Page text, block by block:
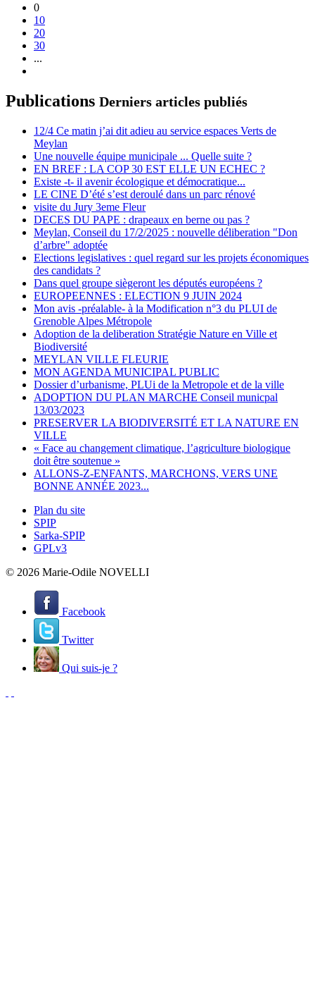
0
10
20
30
...
Publications Derniers articles publiés
12/4 Ce matin j’ai dit adieu au service espaces Verts de
Meylan
Une nouvelle équipe municipale ... Quelle suite ?
EN BREF : LA COP 30 EST ELLE UN ECHEC ?
Existe -t- il avenir écologique et démocratique...
LE CINE D’été s’est deroulé dans un parc rénové
visite du Jury 3eme Fleur
DECES DU PAPE : drapeaux en berne ou pas ?
Meylan, Conseil du 17/2/2025 : nouvelle déliberation "Don
d’arbre" adoptée
Elections legislatives : quel regard sur les projets économiques
des candidats ?
Dans quel groupe siègeront les députés européens ?
EUROPEENNES : ELECTION 9 JUIN 2024
Mon avis -préalable- à la Modification n°3 du PLUI de
Grenoble Alpes Métropole
Adoption de la deliberation Stratégie Nature en Ville et
Biodiversité
MEYLAN VILLE FLEURIE
MON AGENDA MUNICIPAL PUBLIC
Dossier d’urbanisme, PLUi de la Metropole et de la ville
ADOPTION DU PLAN MARCHE Conseil municpal
13/03/2023
PRESERVER LA BIODIVERSITÉ ET LA NATURE EN
VILLE
« Face au changement climatique, l’agriculture biologique
doit être soutenue »
ALLONS-Z-ENFANTS, MARCHONS, VERS UNE
BONNE ANNÉE 2023...
Plan du site
SPIP
Sarka-SPIP
GPLv3
© 2026 Marie-Odile NOVELLI
Facebook
Twitter
Qui suis-je ?